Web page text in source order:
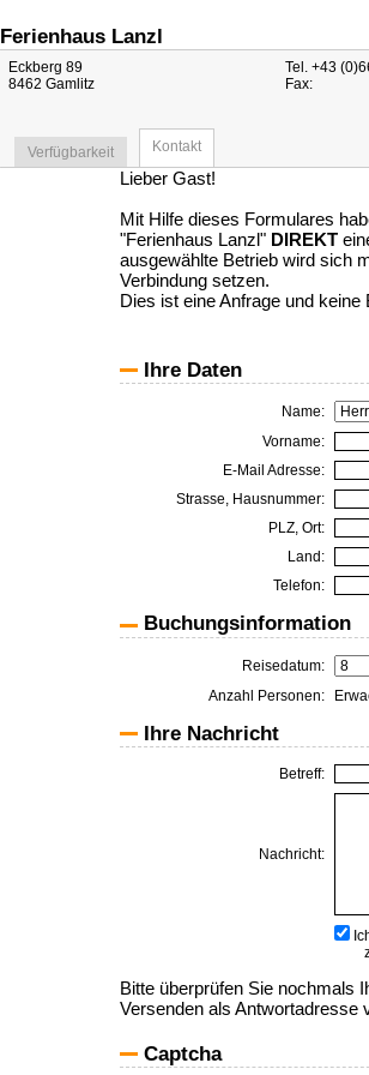
Ferienhaus Lanzl
Eckberg 89
8462 Gamlitz
Tel. +43
Fax:
Verfügbarkeit Kontakt
Lieber Gast!
Mit Hilfe dieses Formulares
"Ferienhaus Lanzl" DIREKT
ausgewählte Betrieb wird sich
Verbindung setzen.
Dies ist eine Anfrage und keine
Ihre Daten
Name:
Vorname:
E-Mail Adresse:
Strasse, Hausnummer:
PLZ, Ort:
Land:
Telefon:
Buchungsinformation
Reisedatum:
Anzahl Personen:
Ihre Nachricht
Betreff:
Nachricht:
Bitte überprüfen Sie nochmals
Versenden als Antwortadresse
Captcha